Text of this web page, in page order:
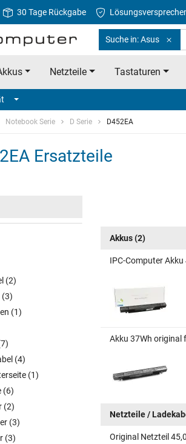
30 Tage Rückgabe
Suche in: Asus
Netzteile Tastaturen
Notebook Serie D Serie D452EA
Ersatzteile
(2)
(3)
(1)
(4)
(1)
(6)
(2)
(3)
(3)
Akkus(2)
IPC-Computer
Akku 37Wh original
Netzteile /
Original Netzteil